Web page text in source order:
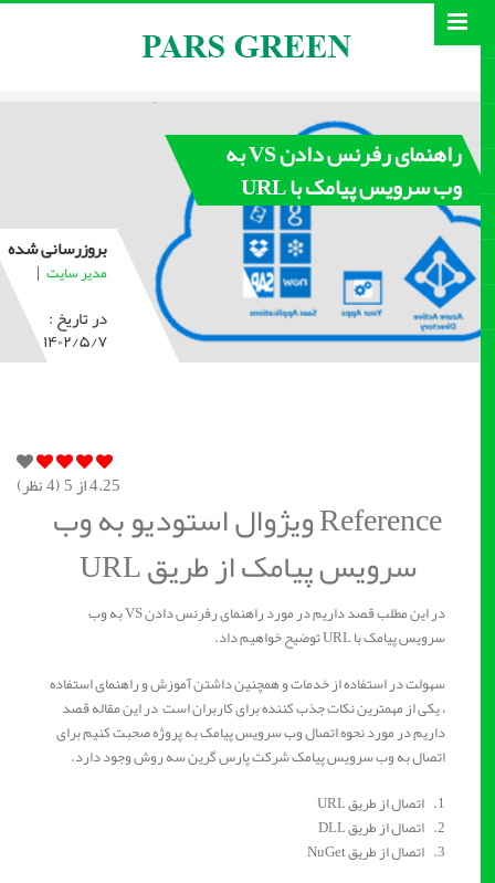
راهنمای رفرنس دادن VS به
وب سرویس پیامک با URL
بروزرسانی شده
مدیر سایت |
در تاریخ :
۱۴۰۲/۵/۷
4.25از 5 ( 4نظر)
Reference ویژوال استودیو به وب
سرویس پیامک از طریق URL
در این مطلب قصد داریم در مورد راهنمای رفرنس دادن VS به وب
سرویس پیامک با URL توضیح خواهیم داد.
سهولت در استفاده از خدمات و همچنین داشتن آموزش و راهنمای استفاده
، یکی از مهمترین نکات جذب کننده برای کاربران است در این مقاله قصد
داریم در مورد نحوه اتصال وب سرویس پیامک به پروژه صحبت کنیم برای
اتصال به وب سرویس پیامک شرکت پارس گرین سه روش وجود دارد.